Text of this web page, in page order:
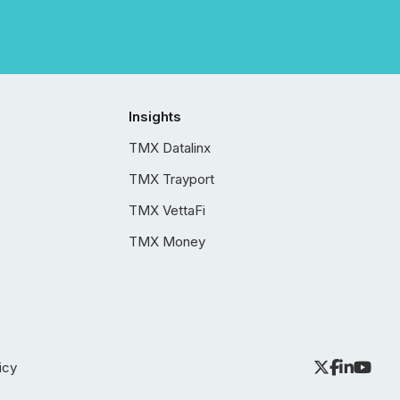
Insights
TMX Datalinx
TMX Trayport
TMX VettaFi
TMX Money